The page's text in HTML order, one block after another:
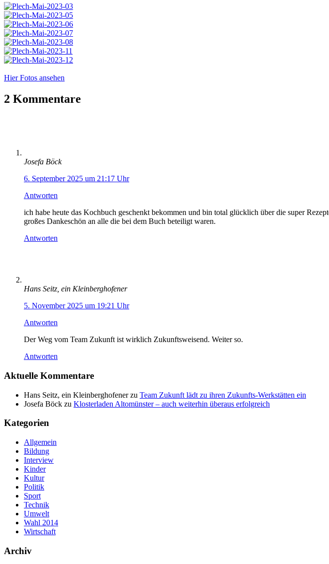
Hier Fotos ansehen
2 Kommentare
Josefa Böck
6. September 2025 um 21:17 Uhr
Antworten
ich habe heute das Kochbuch geschenkt bekommen und bin total glücklich über die super
großes Dankeschön an alle die bei dem Buch beteiligt waren.
Antworten
Hans Seitz, ein Kleinberghofener
5. November 2025 um 19:21 Uhr
Antworten
Der Weg vom Team Zukunft ist wirklich Zukunftsweisend. Weiter so.
Antworten
Aktuelle Kommentare
Hans Seitz, ein Kleinberghofenerzu Team Zukunft lädt zu ihren Zukunfts-Werkstätten ein
Josefa Böck zu Klosterladen Altomünster – auch weiterhin überaus erfolgreich
Kategorien
Allgemein
Bildung
Interview
Kinder
Kultur
Politik
Sport
Technik
Umwelt
Wahl 2014
Wirtschaft
Archiv